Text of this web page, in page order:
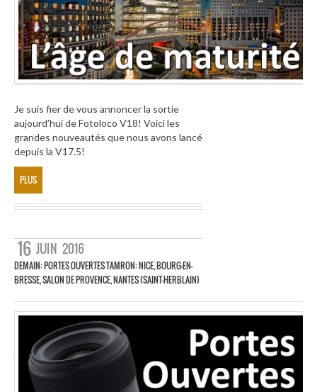
Je suis fier de vous annoncer la sortie
aujourd’hui de Fotoloco V18! Voici les
grandes nouveautés que nous avons lancé
depuis la V17.5!
PLUS
16 JUIN 2016
DEMAIN: PORTES OUVERTES TAMRON: NICE, BOURG-EN-
BRESSE, SALON DE PROVENCE, NANTES (SAINT-HERBLAIN)